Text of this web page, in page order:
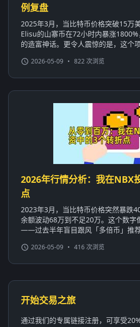
例复盘
2025年3月，当比特币价格突破15万
Elisu的山寨币在72小时内暴涨
的造富神话。更令人震惊的是，这个
2026-05-09 • 822 次浏览
2026年行情分析：我在NBX
点
2023年3月，当比特币价格突然暴跌
余额波动68万到不足20万。这个数字
——过去半年盲目跟风「多倍币」推
2026-05-09 • 416 次浏览
开始交易之旅
通过我们的专属链接注册，可享受